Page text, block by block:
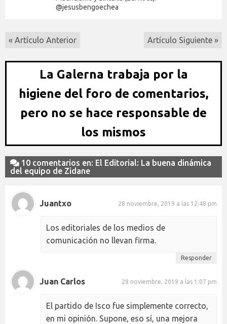
@jesusbengoechea
« Artículo Anterior Artículo Siguiente »
La Galerna trabaja por la
higiene del foro de comentarios,
pero no se hace responsable de
los mismos
10 comentarios en: El Editorial: La buena dinámica
del equipo de Zidane
Juantxo 28 noviembre, 2019 a las 12:48 pm
Los editoriales de los medios de
comunicación no llevan firma.
Responder
Juan Carlos 28 noviembre, 2019 a las 1:07 pm
El partido de Isco fue simplemente correcto,
en mi opinión. Supone, eso sí, una mejora